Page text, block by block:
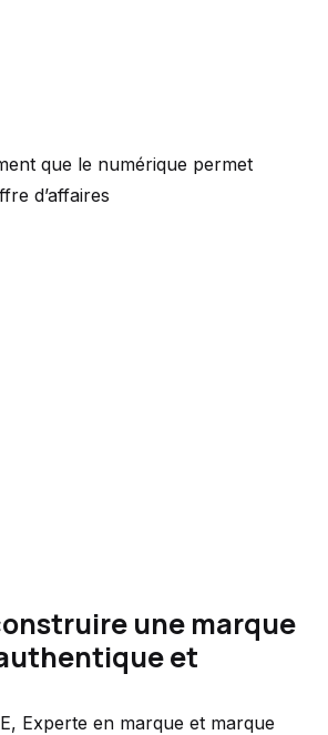
que le numérique permet
d’affaires
une marque
et
Experte en marque et marque